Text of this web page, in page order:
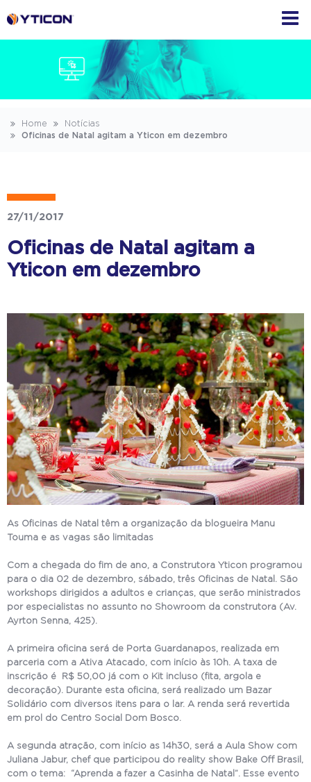
Home
Notícias
Oficinas de Natal agitam a Yticon em dezembro
27/11/2017
Oficinas de Natal agitam a
Yticon em dezembro
As Oficinas de Natal têm a organização da blogueira Manu
Touma e as vagas são limitadas
Com a chegada do fim de ano, a Construtora Yticon programou
para o dia 02 de dezembro, sábado, três Oficinas de Natal. São
workshops dirigidos a adultos e crianças, que serão ministrados
por especialistas no assunto no Showroom da construtora (Av.
Ayrton Senna, 425).
A primeira oficina será de Porta Guardanapos, realizada em
parceria com a Ativa Atacado, com início às 10h. A taxa de
inscrição é R$ 50,00 já com o Kit incluso (fita, argola e
decoração). Durante esta oficina, será realizado um Bazar
Solidário com diversos itens para o lar. A renda será revertida
em prol do Centro Social Dom Bosco.
A segunda atração, com início as 14h30, será a Aula Show com
Juliana Jabur, chef que participou do reality show Bake Off Brasil,
com o tema: “Aprenda a fazer a Casinha de Natal”. Esse evento